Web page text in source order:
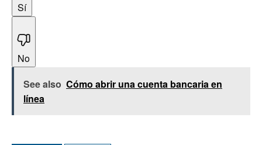
Sí
No
See also Cómo abrir una cuenta bancaria en
línea